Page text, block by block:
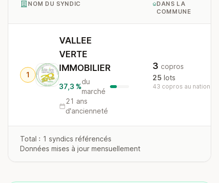
NOM DU SYNDIC
DANS LA
COMMUNE
1
VALLEE
VERTE
IMMOBILIER
37,3 %
du
marché
21 ans
d'ancienneté
3 copros
25 lots
43 copros au national
Total : 1 syndics référencés
Données mises à jour mensuellement